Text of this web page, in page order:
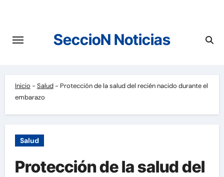
contenido
SeccioN Noticias
Inicio - Salud- Protección de la salud del recién nacido durante el
embarazo
Salud
Protección de la salud del